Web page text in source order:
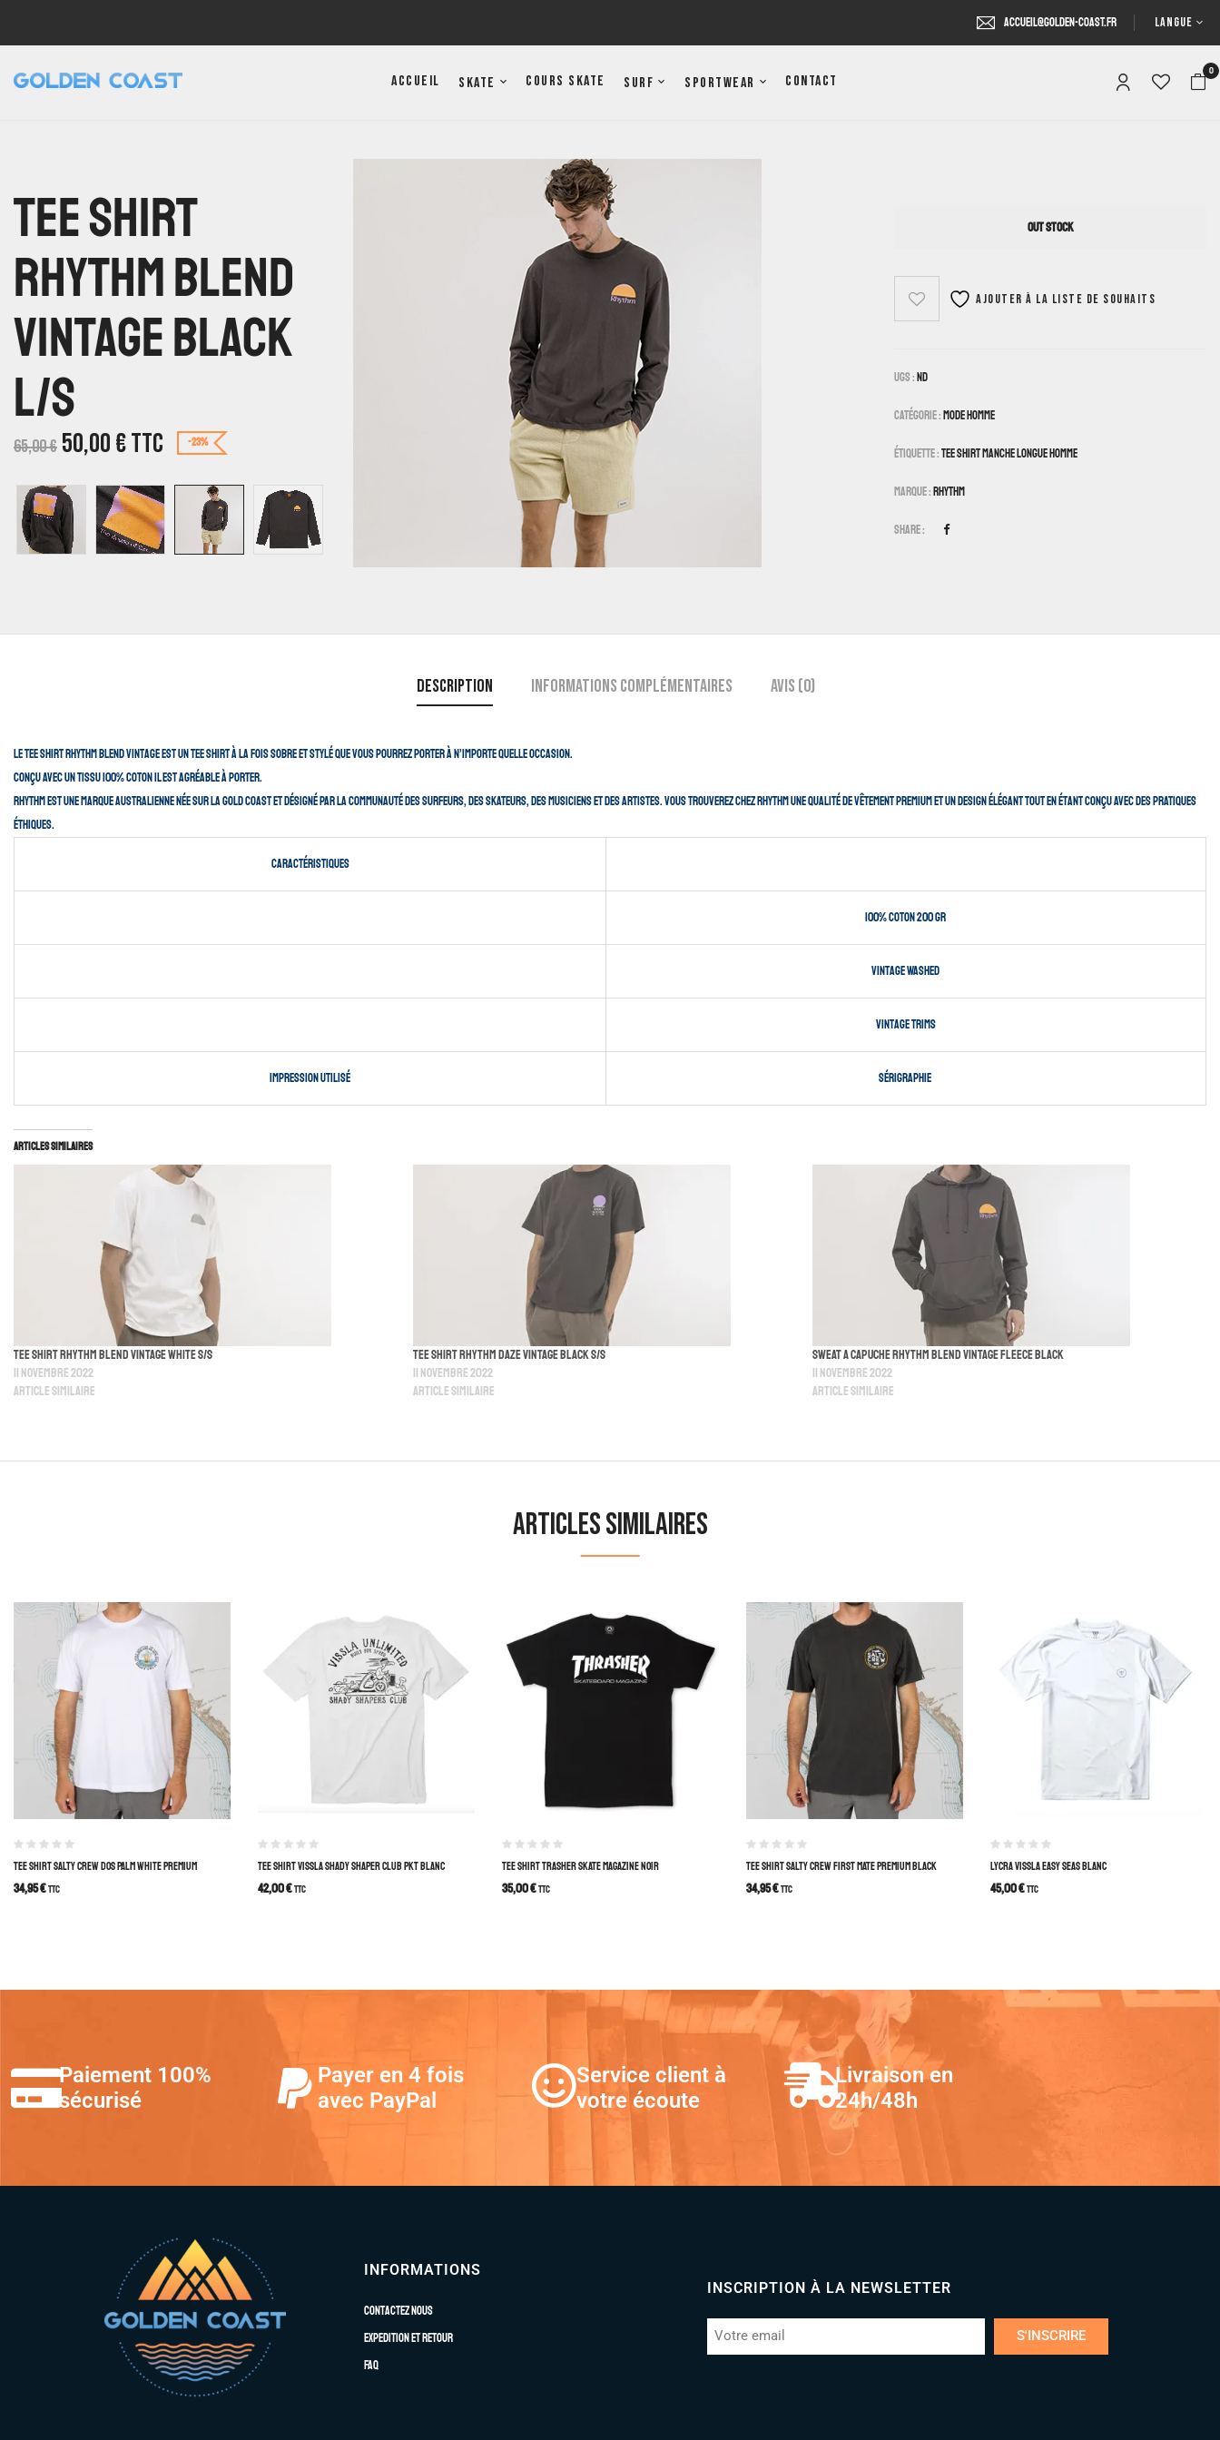
accueil@golden-coast.fr LANGUE
Accueil Skate Cours Skate Surf Sportwear Contact
0
Tee Shirt
Rhythm Blend
Vintage Black
L/S
65,00€ 50,00€TTC -23%
OUT STOCK
Ajouter à la liste de souhaits
UGS : ND
Catégorie : Mode Homme
Étiquette :Tee Shirt Manche Longue Homme
Marque : Rhythm
Share :
Description Informations complémentaires Avis (0)
Le tee shirt Rhythm Blend Vintage est un tee shirt à la fois sobre et stylé que vous pourrez porter à n’importe quelle occasion.
Conçu avec un tissu 100% coton il est agréable à porter.
Rhythm est une marque Australienne née sur la Gold Coast et désigné par la communauté des surfeurs, des skateurs, des musiciens et des artistes. Vous trouverez chez Rhythm une qualité de vêtement premium et un design élégant tout en étant conçu avec des pratiques
éthiques.
Caractéristiques
100% coton 200 gr
Vintage Washed
Vintage Trims
impression utilisé sérigraphie
Articles similaires
Tee Shirt Rhythm Blend Vintage White S/S
11 novembre 2022
Article similaire
Tee Shirt Rhythm DAZE Vintage Black S/S
11 novembre 2022
Article similaire
Sweat A Capuche Rhythm Blend Vintage Fleece Black
11 novembre 2022
Article similaire
Articles similaires
TEE SHIRT SALTY CREW DOS PALM WHITE PREMIUM
34,95€TTC
TEE SHIRT VISSLA SHADY SHAPER CLUB PKT BLANC
42,00€TTC
TEE SHIRT TRASHER SKATE MAGAZINE NOIR
35,00€TTC
TEE SHIRT SALTY CREW FIRST MATE PREMIUM BLACK
34,95€TTC
LYCRA VISSLA EASY SEAS BLANC
45,00€TTC
Paiement 100%
sécurisé
Payer en 4 fois
avec PayPal
Service client à
votre écoute
Livraison en
24h/48h
INFORMATIONS
Contactez nous
Expedition et retour
FAQ
INSCRIPTION À LA NEWSLETTER
S'INSCRIRE